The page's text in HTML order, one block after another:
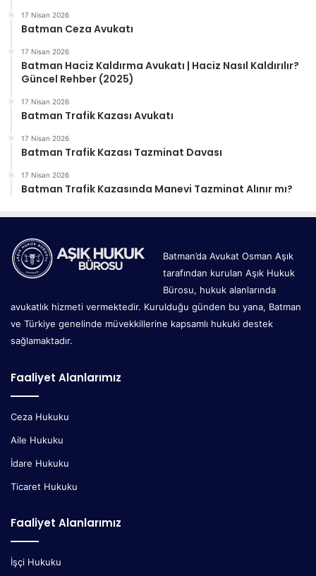
17 Nisan 2026
Batman Ceza Avukatı
17 Nisan 2026
Batman Haciz Kaldırma Avukatı | Haciz Nasıl Kaldırılır?
Güncel Rehber (2025)
17 Nisan 2026
Batman Trafik Kazası Avukatı
17 Nisan 2026
Batman Trafik Kazası Tazminat Davası
17 Nisan 2026
Batman Trafik Kazasında Manevi Tazminat Alınır mı?
Batman’da Avukat Osman Aşık
tarafından kurulan Aşık Hukuk
Bürosu, hukuk alanlarında
avukatlık hizmeti vermektedir. Kurulduğu günden bu yana, Batman
ve Türkiye genelinde müvekkillerine kapsamlı hukuki destek
sağlamaktadır.
Faaliyet Alanlarımız
Ceza Hukuku
Aile Hukuku
İdare Hukuku
Ticaret Hukuku
Faaliyet Alanlarımız
İşçi Hukuku